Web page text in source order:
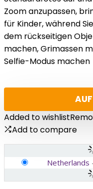
Zoom anzupassen,
für Kinder, während
dem rückseitigen
machen, Grimassen
Selfie-Modus machen
Added to wishlist
Add to compare
Netherlands